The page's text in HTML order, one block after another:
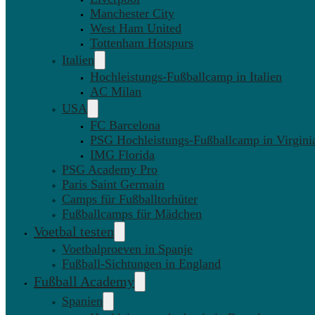
Manchester City
West Ham United
Tottenham Hotspurs
Italien
Hochleistungs-Fußballcamp in Italien
AC Milan
USA
FC Barcelona
PSG Hochleistungs-Fußballcamp in
IMG Florida
PSG Academy Pro
Paris Saint Germain
Camps für Fußballtorhüter
Fußballcamps für Mädchen
Voetbal testen
Voetbalproeven in Spanje
Fußball-Sichtungen in England
Fußball Academy
Spanien